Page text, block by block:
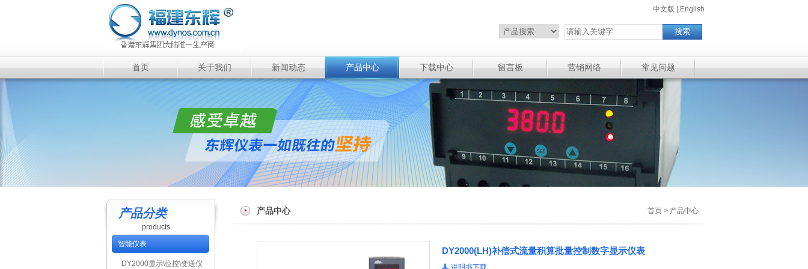
中文版 English
首页 关于我们 新闻动态 产品中心 下载中心 留言板 营销网络 常见问题
产品分类
products
智能仪表
DY2000显示\位控\变送仪
产品中心 首页 > 产品中心
DY2000(LH)补偿式流量积算批量控制数字显示仪表
说明书下载